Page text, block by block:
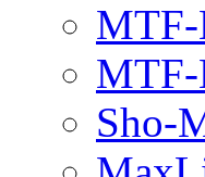
MTF-
Sho-